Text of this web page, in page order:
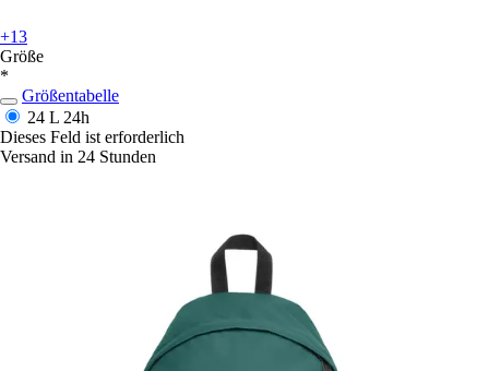
+13
Größe
*
Größentabelle
24 L 24h
Dieses Feld ist erforderlich
Versand in 24 Stunden